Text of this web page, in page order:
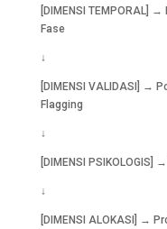
[DIMENSI TEMPORAL]
Fase
↓
[DIMENSI VALIDASI] →
Flagging
↓
[DIMENSI
↓
[DIMENSI ALOKASI] →